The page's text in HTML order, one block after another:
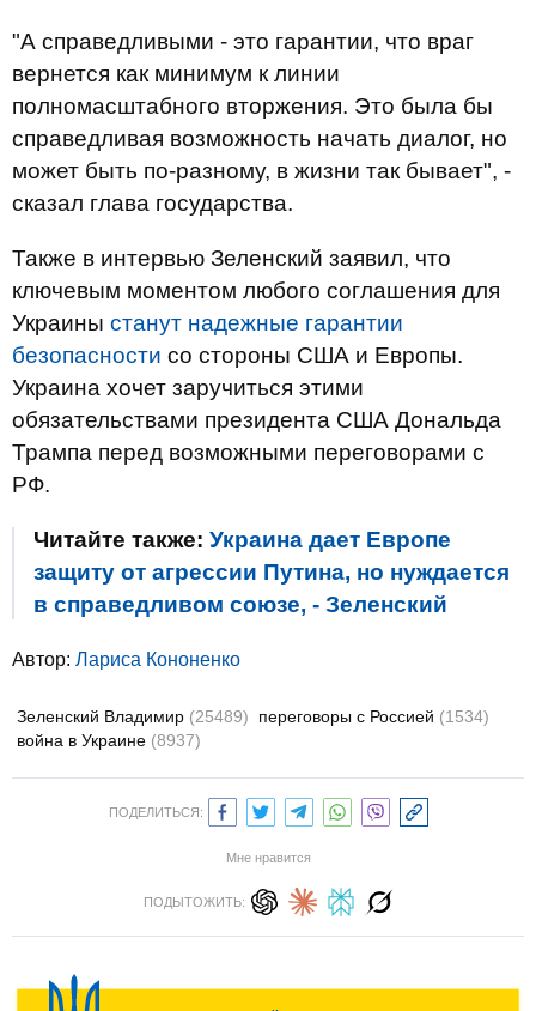
"А справедливыми - это гарантии, что враг
вернется как минимум к линии
полномасштабного вторжения. Это была бы
справедливая возможность начать диалог, но
может быть по-разному, в жизни так бывает", -
сказал глава государства.
Также в интервью Зеленский заявил, что
ключевым моментом любого соглашения для
Украины станут надежные гарантии
безопасности со стороны США и Европы.
Украина хочет заручиться этими
обязательствами президента США Дональда
Трампа перед возможными переговорами с
РФ.
Читайте также: Украина дает Европе
защиту от агрессии Путина, но нуждается
в справедливом союзе, - Зеленский
Автор: Лариса Кононенко
Зеленский Владимир (25489) переговоры с Россией (1534)
война в Украине (8937)
ПОДЕЛИТЬСЯ:
Мне нравится
ПОДЫТОЖИТЬ: